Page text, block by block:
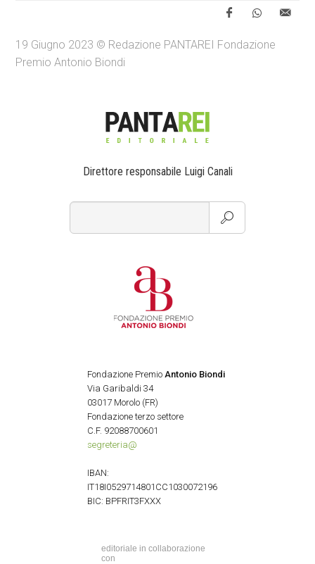
19 Giugno 2023 © Redazione PANTAREI Fondazione
Premio Antonio Biondi
Direttore responsabile Luigi Canali
Fondazione Premio Antonio Biondi
Via Garibaldi 34
03017 Morolo (FR)
Fondazione terzo settore
C.F. 92088700601
segreteria@
IBAN:
IT18I0529714801CC1030072196
BIC: BPFRIT3FXXX
editoriale in collaborazione
con